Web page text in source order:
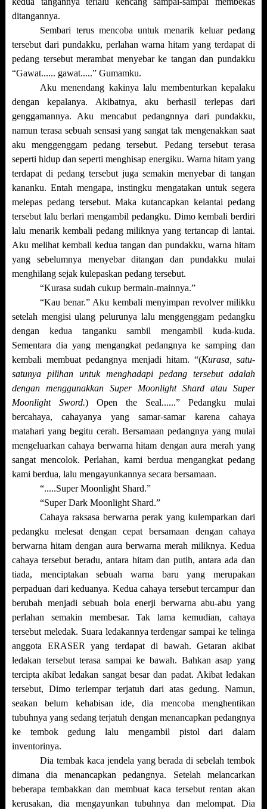
ditangannya.
Sembari terus mencoba untuk menarik keluar pedang
tersebut dari pundakku, perlahan warna hitam yang terdapat di
pedang tersebut merambat menyebar ke tangan dan pundakku
“Gawat...... gawat.....” Gumamku.
Aku menendang kakinya lalu membenturkan kepalaku
dengan kepalanya. Akibatnya, aku berhasil terlepas dari
genggamannya. Aku mencabut pedangnnya dari pundakku,
namun terasa sebuah sensasi yang sangat tak mengenakkan saat
aku menggenggam pedang tersebut. Pedang tersebut terasa
seperti hidup dan seperti menghisap energiku. Warna hitam yang
terdapat di pedang tersebut juga semakin menyebar di tangan
kananku. Entah mengapa, instingku mengatakan untuk segera
melepas pedang tersebut. Maka kutancapkan kelantai pedang
tersebut lalu berlari mengambil pedangku. Dimo kembali berdiri
lalu menarik kembali pedang miliknya yang tertancap di lantai.
Aku melihat kembali kedua tangan dan pundakku, warna hitam
yang sebelumnya menyebar ditangan dan pundakku mulai
menghilang sejak kulepaskan pedang tersebut.
“Kurasa sudah cukup bermain-mainnya.”
“Kau benar.” Aku kembali menyimpan revolver milikku
setelah mengisi ulang pelurunya lalu menggenggam pedangku
dengan kedua tanganku sambil mengambil kuda-kuda.
Sementara dia yang mengangkat pedangnya ke samping dan
kembali membuat pedangnya menjadi hitam. “(Kurasa, satu-
satunya pilihan untuk menghadapi pedang tersebut adalah
dengan menggunakkan Super Moonlight Shard atau Super
Moonlight Sword.) Open the Seal......” Pedangku mulai
bercahaya, cahayanya yang samar-samar karena cahaya
matahari yang begitu cerah. Bersamaan pedangnya yang mulai
mengeluarkan cahaya berwarna hitam dengan aura merah yang
sangat mencolok. Perlahan, kami berdua mengangkat pedang
kami berdua, lalu mengayunkannya secara bersamaan.
“.....Super Moonlight Shard.”
“Super Dark Moonlight Shard.”
Cahaya raksasa berwarna perak yang kulemparkan dari
pedangku melesat dengan cepat bersamaan dengan cahaya
berwarna hitam dengan aura berwarna merah miliknya. Kedua
cahaya tersebut beradu, antara hitam dan putih, antara ada dan
tiada, menciptakan sebuah warna baru yang merupakan
perpaduan dari keduanya. Kedua cahaya tersebut tercampur dan
berubah menjadi sebuah bola enerji berwarna abu-abu yang
perlahan semakin membesar. Tak lama kemudian, cahaya
tersebut meledak. Suara ledakannya terdengar sampai ke telinga
anggota ERASER yang terdapat di bawah. Getaran akibat
ledakan tersebut terasa sampai ke bawah. Bahkan asap yang
tercipta akibat ledakan sangat besar dan padat. Akibat ledakan
tersebut, Dimo terlempar terjatuh dari atas gedung. Namun,
seakan belum kehabisan ide, dia mencoba menghentikan
tubuhnya yang sedang terjatuh dengan menancapkan pedangnya
ke tembok gedung lalu mengambil pistol dari dalam
inventorinya.
Dia tembak kaca jendela yang berada di sebelah tembok
dimana dia menancapkan pedangnya. Setelah melancarkan
beberapa tembakkan dan membuat kaca tersebut rentan akan
kerusakan, dia mengayunkan tubuhnya dan melompat. Dia